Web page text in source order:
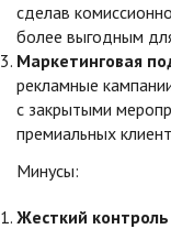
сделав
более выгодным
Маркетинговая
рекламные
с закрытыми
премиальных
Минусы:
Жесткий